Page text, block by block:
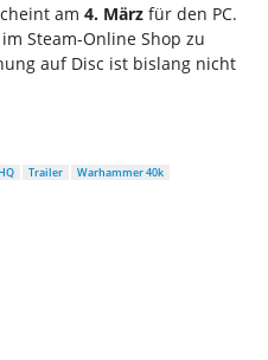
am 4. März für den PC.
Steam-Online Shop zu
auf Disc ist bislang nicht
Trailer
Warhammer 40k